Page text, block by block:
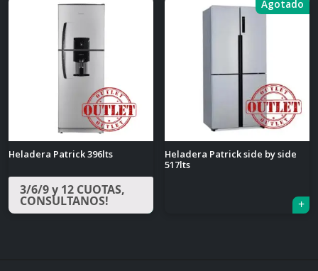
Heladera Patrick 396lts
3/6/9 y 12 CUOTAS,
CONSULTANOS!
Agotado
Heladera Patrick side by side
517lts